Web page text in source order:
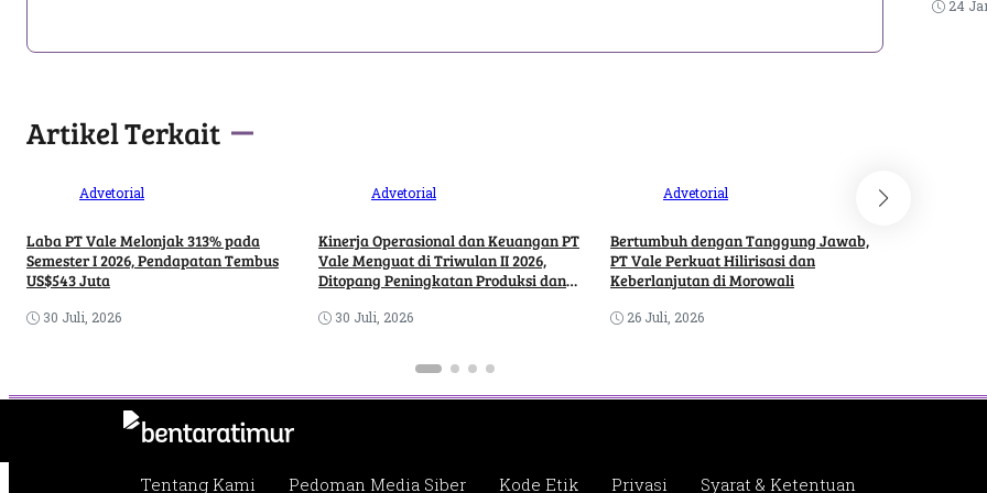
Artikel Terkait
Advetorial
Laba PT Vale Melonjak 313% pada
Semester I 2026, Pendapatan Tembus
US$543 Juta
30 Juli, 2026
Advetorial
Kinerja Operasional dan Keuangan PT
Vale Menguat di Triwulan II 2026,
Ditopang Peningkatan Produksi dan
30 Juli, 2026
Advetorial
Bertumbuh dengan Tanggung Jawab,
PT Vale Perkuat Hilirisasi dan
Keberlanjutan di Morowali
26 Juli, 2026
24
Tentang Kami Pedoman Media Siber Kode Etik Privasi Syarat & Ketentuan